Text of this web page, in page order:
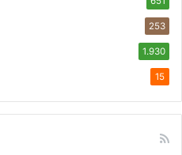
253
1.930
15